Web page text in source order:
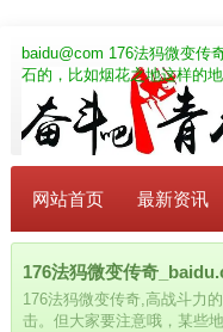
baidu@com 176法犸微变传
石的，比如烟花之地这样的
网站首页 最新资讯
176法犸微变传奇
176法犸微变传奇,高战斗力
击。但大家要注意哦，某些